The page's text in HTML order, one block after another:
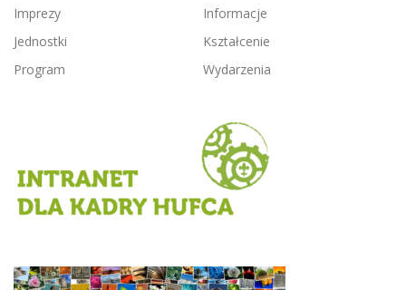
Imprezy
Informacje
Jednostki
Kształcenie
Program
Wydarzenia